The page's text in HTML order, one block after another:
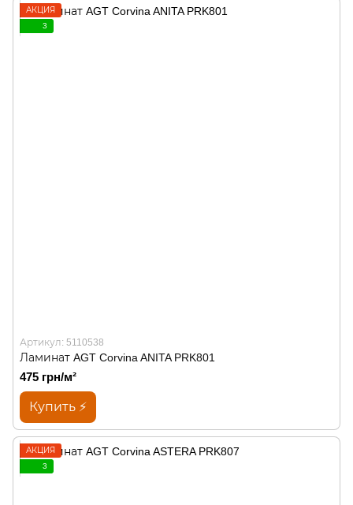
АКЦИЯ
3
Артикул: 5110538
Ламинат AGT Corvina ANITA PRK801
475 грн/м²
Купить ⚡
АКЦИЯ
3